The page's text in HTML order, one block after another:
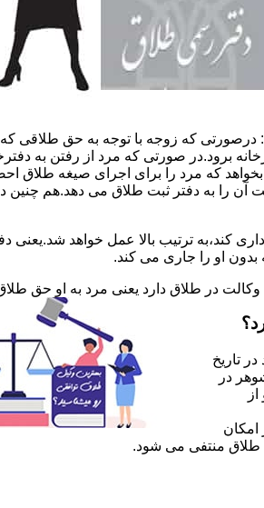
که زوجه با توجه به حق طلاقی
برود.در صورتی که مرد از رفتن به
که مرد را برای اجرای صیغه طلاق
را به دفتر ثبت طلاق می دهد.هم چنین
کند،به ترتیب بالا عمل خواهد شد.یعنی
او را جاری می کند.
در طلاق دارد یعنی مرد به او حق
تاریخ
در
امکان
طلاق منتفی می شود.